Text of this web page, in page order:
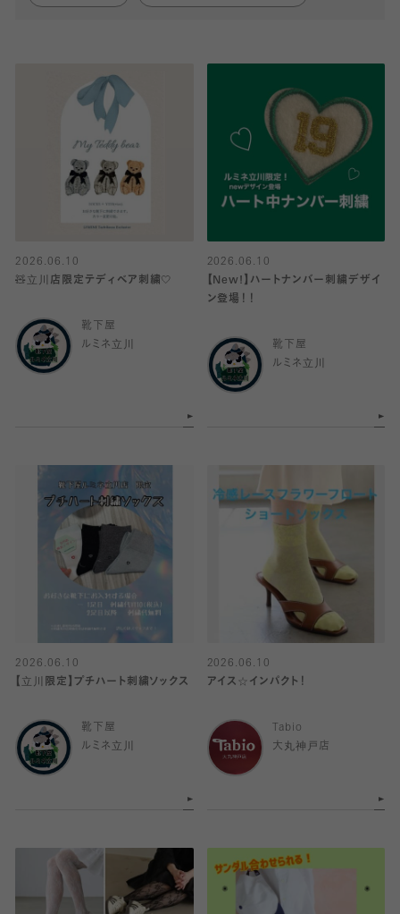
2026.06.10
🧸立川店限定テディベア刺繍🤍
靴下屋
ルミネ立川
2026.06.10
【New!】ハートナンバー刺繍デザイ
ン登場！！
靴下屋
ルミネ立川
2026.06.10
【立川限定】プチハート刺繍ソックス
靴下屋
ルミネ立川
2026.06.10
アイス☆インパクト！
Tabio
大丸神戸店